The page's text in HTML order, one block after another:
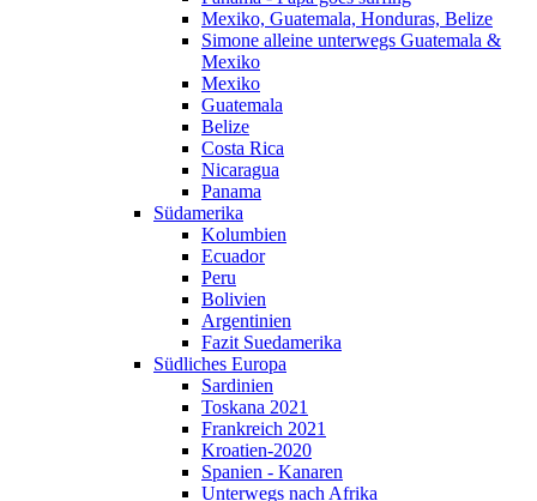
Mexiko, Guatemala, Honduras, Belize
Simone alleine unterwegs Guatemala &
Mexiko
Mexiko
Guatemala
Belize
Costa Rica
Nicaragua
Panama
Südamerika
Kolumbien
Ecuador
Peru
Bolivien
Argentinien
Fazit Suedamerika
Südliches Europa
Sardinien
Toskana 2021
Frankreich 2021
Kroatien-2020
Spanien - Kanaren
Unterwegs nach Afrika